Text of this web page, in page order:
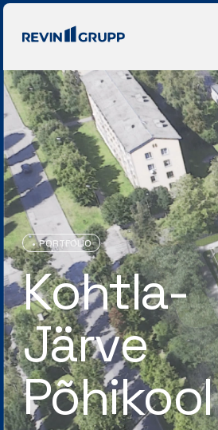
PORTFOLIO
Kohtla-
Järve
Põhikool